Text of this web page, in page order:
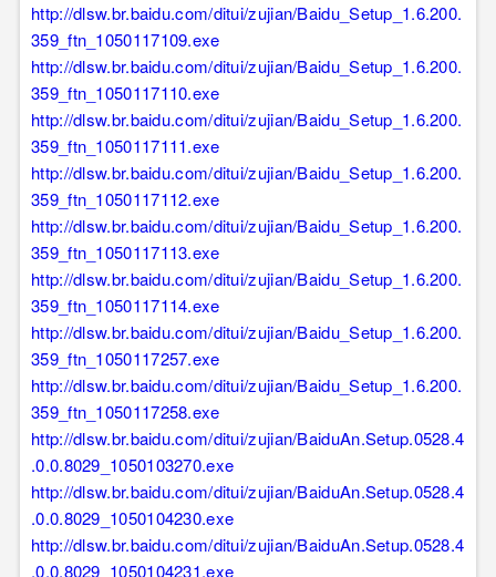
http://dlsw.br.baidu.com/ditui/zujian/Baidu_Setup_1.6.200.
359_ftn_1050117109.exe
http://dlsw.br.baidu.com/ditui/zujian/Baidu_Setup_1.6.200.
359_ftn_1050117110.exe
http://dlsw.br.baidu.com/ditui/zujian/Baidu_Setup_1.6.200.
359_ftn_1050117111.exe
http://dlsw.br.baidu.com/ditui/zujian/Baidu_Setup_1.6.200.
359_ftn_1050117112.exe
http://dlsw.br.baidu.com/ditui/zujian/Baidu_Setup_1.6.200.
359_ftn_1050117113.exe
http://dlsw.br.baidu.com/ditui/zujian/Baidu_Setup_1.6.200.
359_ftn_1050117114.exe
http://dlsw.br.baidu.com/ditui/zujian/Baidu_Setup_1.6.200.
359_ftn_1050117257.exe
http://dlsw.br.baidu.com/ditui/zujian/Baidu_Setup_1.6.200.
359_ftn_1050117258.exe
http://dlsw.br.baidu.com/ditui/zujian/BaiduAn.Setup.0528.4
.0.0.8029_1050103270.exe
http://dlsw.br.baidu.com/ditui/zujian/BaiduAn.Setup.0528.4
.0.0.8029_1050104230.exe
http://dlsw.br.baidu.com/ditui/zujian/BaiduAn.Setup.0528.4
.0.0.8029_1050104231.exe